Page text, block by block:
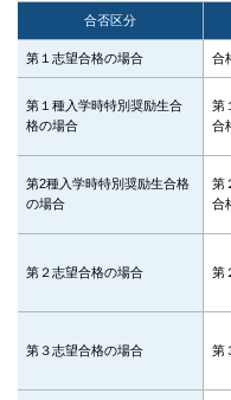
合否区分
第１志望合格の場合 合
第１種入学時特別奨励生合
格の場合
第
合
第2種入学時特別奨励生合格
の場合
第
合
第２志望合格の場合 第
第３志望合格の場合 第